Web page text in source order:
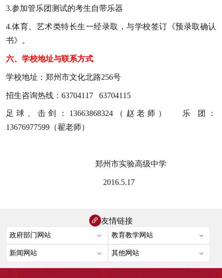
3.参加管乐团测试的考生自带乐器
4.体育、艺术类特长生一经录取，与学校签订 《预录取确认
书》
。
六、 学校地址与联系方式
学校地址：郑州市文化北路256号
招生咨询热线：63704117 63704115
足球、击剑：13663868324（赵老师） 乐 团：
13676977599（翟老师）
郑州市实验高级中学
2016.5.1 7
友情链接